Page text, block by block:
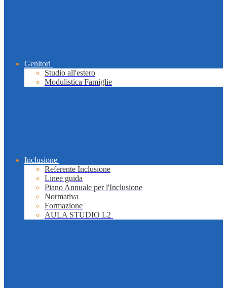
Genitori
Studio all'estero
Modulistica Famiglie
Inclusione
Referente Inclusione
Linee guida
Piano Annuale per l'Inclusione
Normativa
Formazione
AULA STUDIO L2